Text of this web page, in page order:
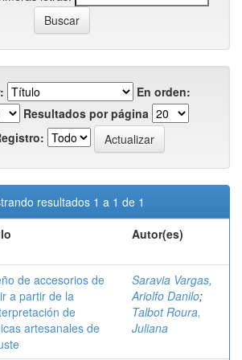
En orden:
Resultados por página
resultados 1 a 1 de 1
Autor(es)
de accesorios de
a partir de la
de
artesanales de
Saravia Vargas,
Ariolfo Danilo;
Talbot Roura,
Juliana